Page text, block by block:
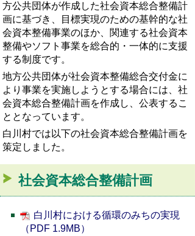
方公共団体が作成した社会資本総合整備計
画に基づき、目標実現のための基幹的な社
会資本整備事業のほか、関連する社会資本
整備やソフト事業を総合的・一体的に支援
する制度です。
地方公共団体が社会資本整備総合交付金に
より事業を実施しようとする場合には、社
会資本総合整備計画を作成し、公表するこ
ととなっています。
白川村では以下の社会資本総合整備計画を
策定しました。
社会資本総合整備計画
白川村における循環のみちの実現
（PDF 1.9MB）